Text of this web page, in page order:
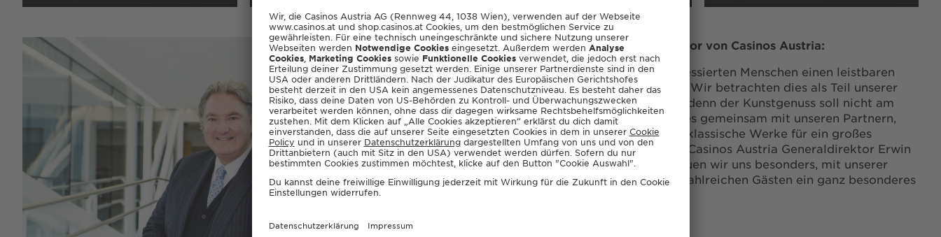
Erwin van Lambaart, Generaldirektor von Casinos Austria:
„Es ist uns sehr wichtig, allen interessierten Menschen einen leistbaren
Zugang zur Kultur zu ermöglichen. Wir betrachten dies als Teil unserer
gesellschaftlichen Verantwortung, denn der Kunstgenuss soll nicht am
Budget scheitern. So schaffen wir es gemeinsam mit unseren Partnern,
moderne Inszenierungen wie auch klassische Werke für ein großes
Publikum erlebbar zu machen“, so Casinos Austria Generaldirektor Erwin
van Lambaart. „Darüber hinaus freuen wir uns besonders, mit unserer
Aktion Der 13. zahlt sich aus!den zahlreichen Gästen ein ganz besonderes